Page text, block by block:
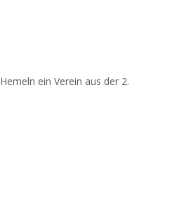
ein Verein aus der 2.